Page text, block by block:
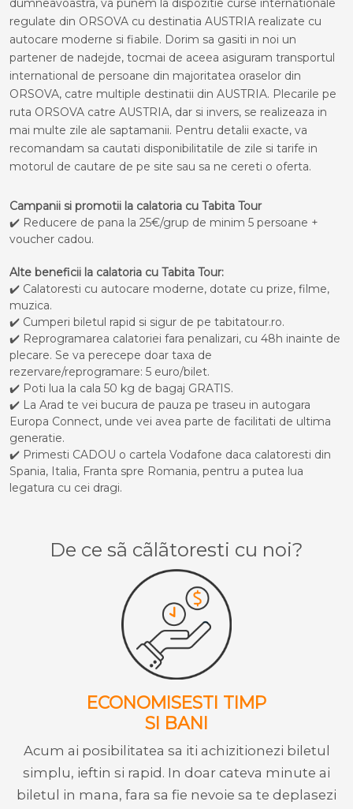
dumneavoastra, va punem la dispozitie curse internationale
regulate din ORSOVA cu destinatia AUSTRIA realizate cu
autocare moderne si fiabile. Dorim sa gasiti in noi un
partener de nadejde, tocmai de aceea asiguram transportul
international de persoane din majoritatea oraselor din
ORSOVA, catre multiple destinatii din AUSTRIA. Plecarile pe
ruta ORSOVA catre AUSTRIA, dar si invers, se realizeaza in
mai multe zile ale saptamanii. Pentru detalii exacte, va
recomandam sa cautati disponibilitatile de zile si tarife in
motorul de cautare de pe site sau sa ne cereti o oferta.
Campanii si promotii la calatoria cu Tabita Tour
✔️ Reducere de pana la 25€/grup de minim 5 persoane +
voucher cadou.
Alte beneficii la calatoria cu Tabita Tour:
✔️ Calatoresti cu autocare moderne, dotate cu prize, filme,
muzica.
✔️ Cumperi biletul rapid si sigur de pe tabitatour.ro.
✔️ Reprogramarea calatoriei fara penalizari, cu 48h inainte de
plecare. Se va perecepe doar taxa de
rezervare/reprogramare: 5 euro/bilet.
✔️ Poti lua la cala 50 kg de bagaj GRATIS.
✔️ La Arad te vei bucura de pauza pe traseu in autogara
Europa Connect, unde vei avea parte de facilitati de ultima
generatie.
✔️ Primesti CADOU o cartela Vodafone daca calatoresti din
Spania, Italia, Franta spre Romania, pentru a putea lua
legatura cu cei dragi.
De ce sã cãlãtoresti cu noi?
ECONOMISESTI TIMP
SI BANI
Acum ai posibilitatea sa iti achizitionezi biletul
simplu, ieftin si rapid. In doar cateva minute ai
biletul in mana, fara sa fie nevoie sa te deplasezi